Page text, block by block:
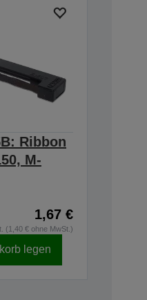
Ribbon
M-
1,67 €
(1,40 € ohne MwSt.)
legen